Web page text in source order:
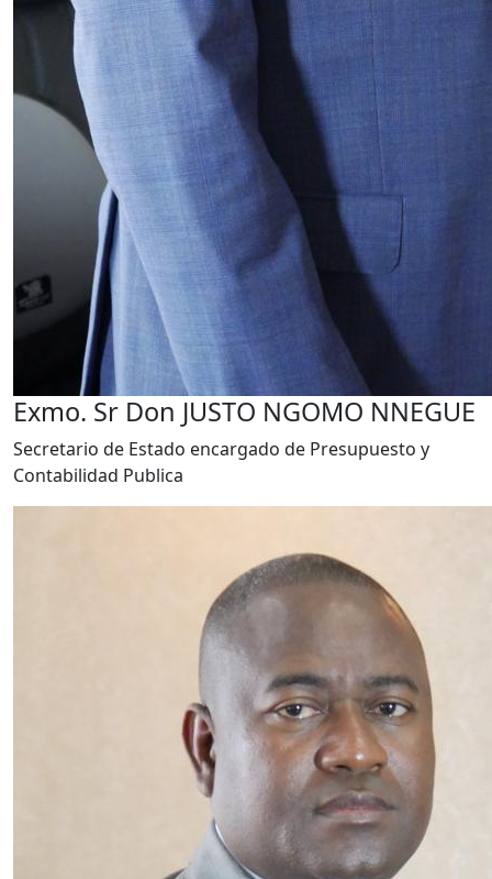
Exmo. Sr Don JUSTO NGOMO NNEGUE
Secretario de Estado encargado de Presupuesto y
Contabilidad Publica